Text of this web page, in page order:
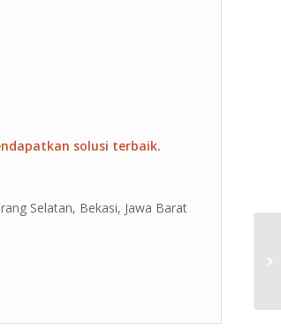
solusi terbaik.
Selatan, Bekasi, Jawa Barat